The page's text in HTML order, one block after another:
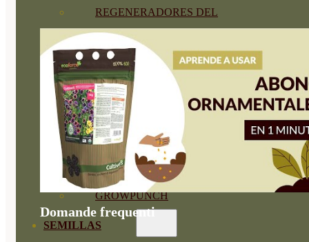
REGENERADORES DEL
SUELO
ÁCIDOS HÚMICOS
MATERIAS PRIMAS
PROTECCIÓN CULTIVOS Y
PLANTAS
PLANTAS INTERIOR
GROWPUNCH
SEMILLAS
Domande frequenti